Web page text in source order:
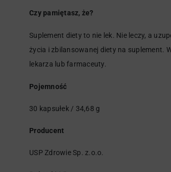
Czy pamiętasz, że?
Suplement diety to nie lek. Nie leczy, a
życia i zbilansowanej diety na suplement.
lekarza lub farmaceuty.
Pojemność
30 kapsułek / 34,68 g
Producent
USP Zdrowie Sp. z.o.o.